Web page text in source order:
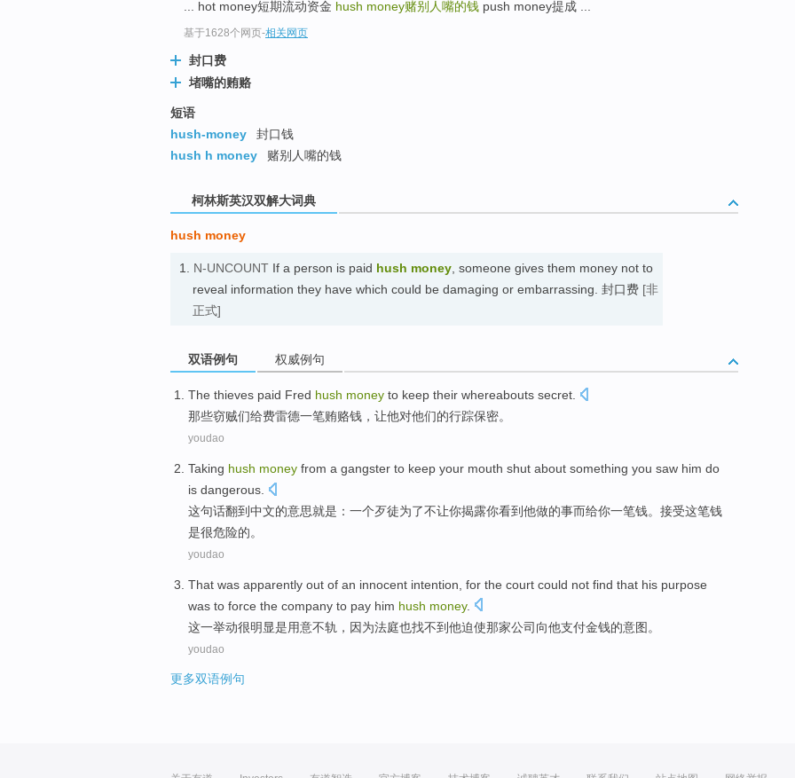
... hot money短期流动资金 hush money赌别人嘴的钱 push money提成 ...
基于1628个网页-相关网页
封口费
堵嘴的贿赂
短语
hush-money
封口钱
hush h money
赌别人嘴的钱
柯林斯英汉双解大词典
hush money
1. N-UNCOUNT If a person is paid hush money, someone gives them money not to
reveal information they have which could be damaging or embarrassing. 封口费 [非
正式]
双语例句 权威例句
The thieves paid Fred hush money to keep their whereabouts secret
那些窃贼们给费雷德一笔贿赂钱 ， 让他对他们的行踪保密。
youdao
Taking hush money from a gangster to keep your mouth shut about something you saw him do
is dangerous
这句话翻到中文的意思就是： 一个歹徒为了不让你揭露你看到他做的事而给你一笔钱。 接受这笔钱
是很危险的。
youdao
That was apparently out of an innocent intention for the court could not find that his purpose
was to force the company to pay him hush money.
这一举动很明显是用意不轨， 因为法庭也找不到他迫使那家公司 向他支付金钱的意图。
youdao
更多双语例句